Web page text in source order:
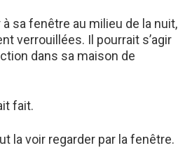
sa fenêtre au milieu de la nuit,
verrouillées. Il pourrait s’agir
dans sa maison de
fait.
la voir regarder par la fenêtre.